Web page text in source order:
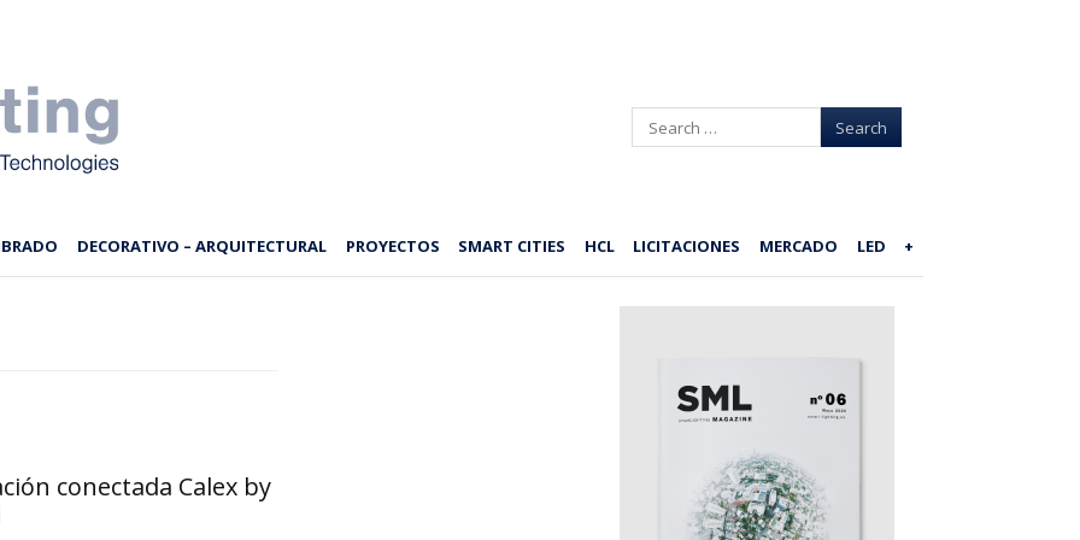
Search
DECORATIVO – ARQUITECTURAL PROYECTOS SMART CITIES HCL LICITACIONES MERCADO LED +
conectada Calex by